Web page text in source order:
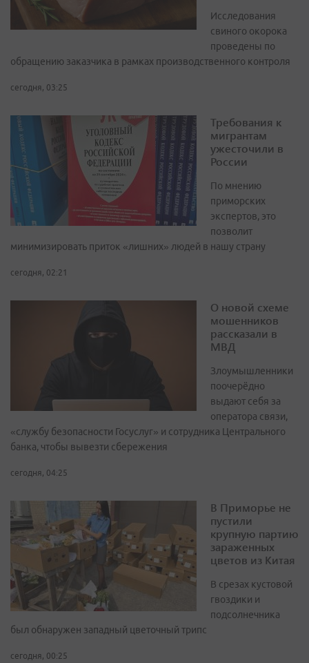
Исследования
свиного окорока
проведены по
обращению заказчика в рамках производственного контроля
сегодня, 03:25
Требования к
мигрантам
ужесточили в
России
По мнению
приморских
экспертов, это
позволит
минимизировать приток «лишних» людей в нашу страну
сегодня, 02:21
О новой схеме
мошенников
рассказали в
МВД
Злоумышленники
поочерёдно
выдают себя за
оператора связи,
«службу безопасности Госуслуг» и сотрудника Центрального
банка, чтобы вывезти сбережения
сегодня, 04:25
В Приморье не
пустили
крупную партию
зараженных
цветов из Китая
В срезах кустовой
гвоздики и
подсолнечника
был обнаружен западный цветочный трипс
сегодня, 00:25